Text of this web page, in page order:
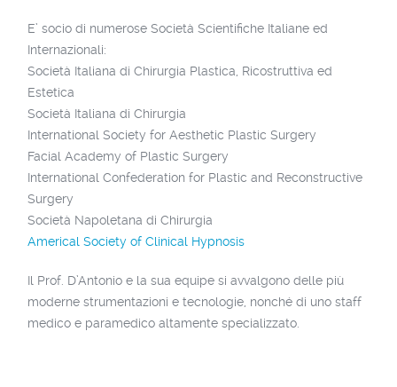
E’ socio di numerose Società Scientifiche Italiane ed
Internazionali:
Società Italiana di Chirurgia Plastica, Ricostruttiva ed
Estetica
Società Italiana di Chirurgia
International Society for Aesthetic Plastic Surgery
Facial Academy of Plastic Surgery
International Confederation for Plastic and Reconstructive
Surgery
Società Napoletana di Chirurgia
Americal Society of Clinical Hypnosis
Il Prof. D’Antonio e la sua equipe si avvalgono delle più
moderne strumentazioni e tecnologie, nonché di uno staff
medico e paramedico altamente specializzato.